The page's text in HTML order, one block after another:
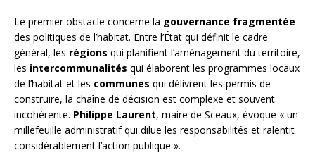
Le premier obstacle concerne la gouvernance fragmentée
des politiques de l’habitat. Entre l’État qui définit le cadre
général, les régions qui planifient l’aménagement du territoire,
les intercommunalités qui élaborent les programmes locaux
de l’habitat et les communes qui délivrent les permis de
construire, la chaîne de décision est complexe et souvent
incohérente. Philippe Laurent, maire de Sceaux, évoque « un
millefeuille administratif qui dilue les responsabilités et ralentit
considérablement l’action publique ».